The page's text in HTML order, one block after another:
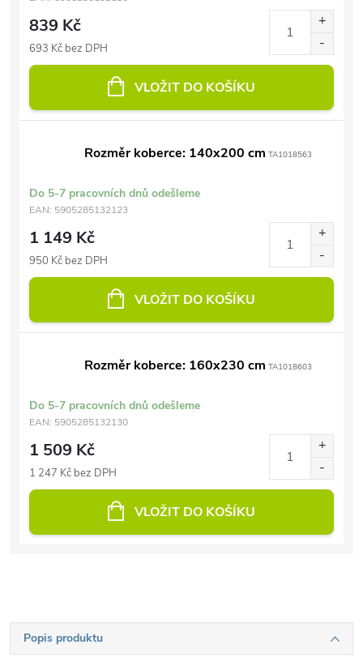
839 Kč
693 Kč bez DPH
VLOŽIT DO KOŠÍKU
Rozměr koberce: 140x200 cm TA1018563
Do 5-7 pracovních dnů odešleme
EAN: 5905285132123
1 149 Kč
950 Kč bez DPH
VLOŽIT DO KOŠÍKU
Rozměr koberce: 160x230 cm TA1018603
Do 5-7 pracovních dnů odešleme
EAN: 5905285132130
1 509 Kč
1 247 Kč bez DPH
VLOŽIT DO KOŠÍKU
Popis produktu